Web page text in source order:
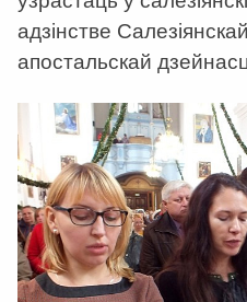
адзінстве
апостальскай